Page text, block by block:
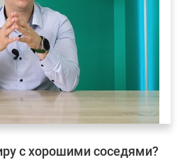
с хорошими соседями?